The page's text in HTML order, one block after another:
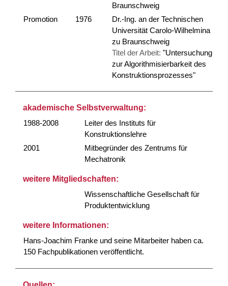
Braunschweig
Promotion
1976
Dr.-Ing. an der Technischen
Universität Carolo-Wilhelmina
zu Braunschweig
Titel der Arbeit: "Untersuchung
zur Algorithmisierbarkeit des
Konstruktionsprozesses"
akademische Selbstverwaltung:
1988-2008
Leiter des Instituts für
Konstruktionslehre
2001
Mitbegründer des Zentrums für
Mechatronik
weitere Mitgliedschaften:
Wissenschaftliche Gesellschaft für
Produktentwicklung
weitere Informationen:
Hans-Joachim Franke und seine Mitarbeiter haben ca.
150 Fachpublikationen veröffentlicht.